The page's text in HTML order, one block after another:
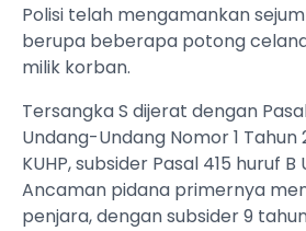
‎Polisi telah mengamankan
berupa beberapa potong
milik korban.
‎Tersangka S dijerat dengan
Undang-Undang Nomor 1
KUHP, subsider Pasal 415 huruf B
Ancaman pidana primernya
penjara, dengan subsider 9